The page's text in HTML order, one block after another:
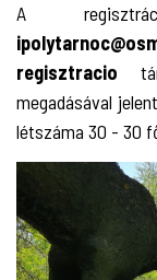
A
regisztracio
megadásával
létszáma 30 - 30